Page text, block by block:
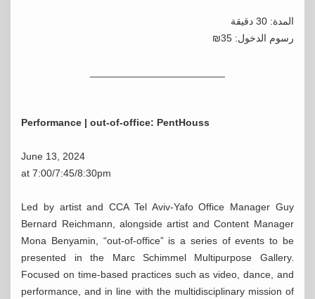
المدة: 30 دقيقة
رسوم الدخول: 35₪
Performance | out-of-office: PentHouss
June 13, 2024
at 7:00/7:45/8:30pm
Led by artist and CCA Tel Aviv-Yafo Office Manager Guy
Bernard Reichmann, alongside artist and Content Manager
Mona Benyamin, “out-of-office” is a series of events to be
presented in the Marc Schimmel Multipurpose Gallery.
Focused on time-based practices such as video, dance, and
performance, and in line with the multidisciplinary mission of